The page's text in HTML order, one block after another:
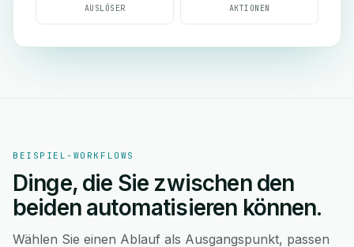
AUSLÖSER AKTIONEN
BEISPIEL-WORKFLOWS
Dinge, die Sie zwischen den
beiden automatisieren können.
Wählen Sie einen Ablauf als Ausgangspunkt, passen